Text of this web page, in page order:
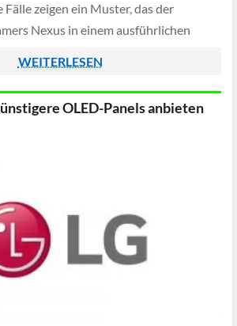
Fälle zeigen ein Muster, das der
Nexus in einem ausführlichen
WEITERLESEN
OLED-Panels anbieten